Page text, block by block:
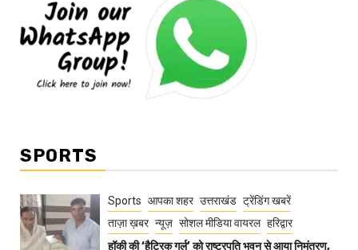
SPORTS
Sports आपका शहर उत्तराखंड ट्रेंडिंग खबरें
ताज़ा ख़बर न्यूज़ सोशल मीडिया वायरल हरिद्वार
हॉकी की ‘हैट्रिक गर्ल’ को राष्ट्रपति भवन से आया निमंत्रण,